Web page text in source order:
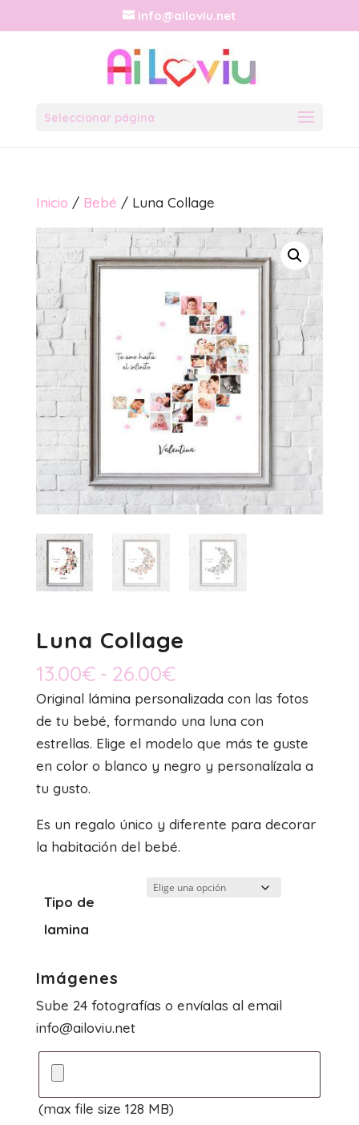
info@ailoviu.net
Seleccionar página
Inicio / Bebé / Luna Collage
Luna Collage
13.00€ - 26.00€Rango
de
precios:
desde
13.00€
Original lámina personalizada con las fotos
de tu bebé, formando una luna con
estrellas. Elige el modelo que más te guste
en color o blanco y negro y personalízala a
tu gusto.
Es un regalo único y diferente para decorar
la habitación del bebé.
Tipo de
lamina
Imágenes
Sube 24 fotografías o envíalas al email
info@ailoviu.net
(max file size 128 MB)